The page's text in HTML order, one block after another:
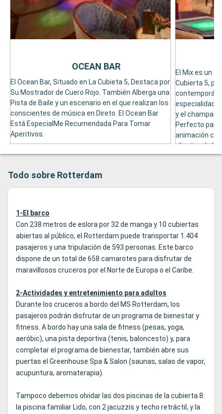
El Ocean Bar, Situado en La Cubieta 5, Destaca por
Su Mostrador de Cuero Rojo. También Alberga una
Pista de Baile y un escenario en el que realizan los
conscientes de música en Direto. El Ocean Bar
Está EspecialMe Recumendada Para Tomar
Aperitivos.
OCEAN BAR
El Mix es un
Cubierta 5,
y el
Perfecto para
animación
clientes de
Canciones
Todo sobre Rotterdam
1-El barco
Con 238 metros de eslora por 32 de manga y 10 cubiertas
abiertas al público, el Rotterdam puede transportar 1.404
pasajeros y una tripulación de 593 personas. Este barco
dispone de un total de 658 camarotes para disfrutar de
maravillosos cruceros por el Norte de Europa o el Caribe.
2-Actividades y entretenimiento para adultos
Durante los cruceros a bordo del MS Rotterdam, los
pasajeros podrán disfrutar de un programa de bienestar y
fitness. A bordo hay una sala de fitness (pesas, yoga,
aeróbic), una pista deportiva (tenis, baloncesto) y, para
completar el programa de bienestar, también abre sus
puertas el Greenhouse Spa & Salon (saunas, salas de vapor,
acupuntura, aromaterapia).
Tampoco debemos olvidar las dos piscinas de la cubierta 8:
la piscina familiar Lido, con 2 jacuzzis y techo retráctil, y la